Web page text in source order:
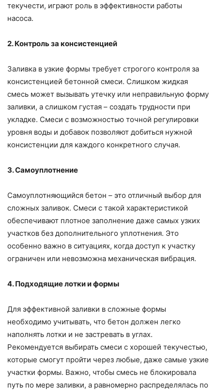
текучести, играют роль в эффективности работы
насоса.
2. Контроль за консистенцией
Заливка в узкие формы требует строгого контроля за
консистенцией бетонной смеси. Слишком жидкая
смесь может вызывать утечку или неправильную форму
заливки, а слишком густая – создать трудности при
укладке. Смеси с возможностью точной регулировки
уровня воды и добавок позволяют добиться нужной
консистенции для каждого конкретного случая.
3. Самоуплотнение
Самоуплотняющийся бетон – это отличный выбор для
сложных заливок. Смеси с такой характеристикой
обеспечивают плотное заполнение даже самых узких
участков без дополнительного уплотнения. Это
особенно важно в ситуациях, когда доступ к участку
ограничен или невозможна механическая вибрация.
4. Подходящие лотки и формы
Для эффективной заливки в сложные формы
необходимо учитывать, что бетон должен легко
наполнять лотки и не застревать в углах.
Рекомендуется выбирать смеси с хорошей текучестью,
которые смогут пройти через любые, даже самые узкие
участки формы. Важно, чтобы смесь не блокировала
путь по мере заливки, а равномерно распределялась по